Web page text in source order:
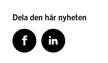
Dela den här nyheten